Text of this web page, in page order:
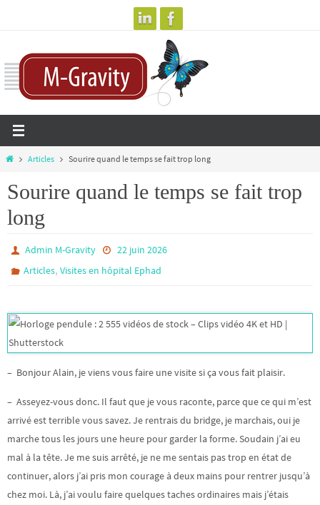
contenu
HomeArticles Sourire quand le temps se fait trop long
Sourire quand le temps se fait trop
long
Admin M-Gravity
22 juin 2026
Articles,Visites en hôpital Ephad
– Bonjour Alain, je viens vous faire une visite si ça vous fait plaisir.
– Asseyez-vous donc. Il faut que je vous raconte, parce que ce qui m’est
arrivé est terrible vous savez. Je rentrais du bridge, je marchais, oui je
marche tous les jours une heure pour garder la forme. Soudain j’ai eu
mal à la tête. Je me suis arrêté, je ne me sentais pas trop en état de
continuer, alors j’ai pris mon courage à deux mains pour rentrer jusqu’à
chez moi. Là, j’ai voulu faire quelques taches ordinaires mais j’étais